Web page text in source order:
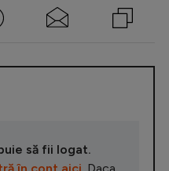
să fii logat.
în cont aici . Daca